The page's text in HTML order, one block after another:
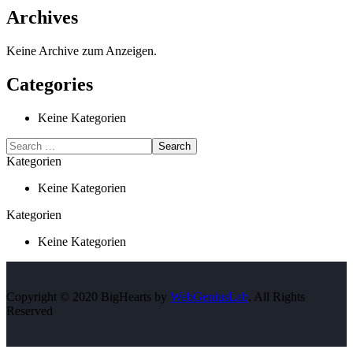
Archives
Keine Archive zum Anzeigen.
Categories
Keine Kategorien
Kategorien
Keine Kategorien
Kategorien
Keine Kategorien
Copyright © 2020 BigHearts by WebGeniusLab. All Rights
Reserved